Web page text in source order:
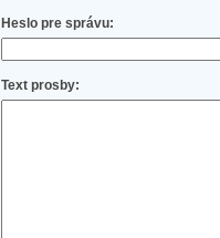
Heslo pre správu:
Text prosby: